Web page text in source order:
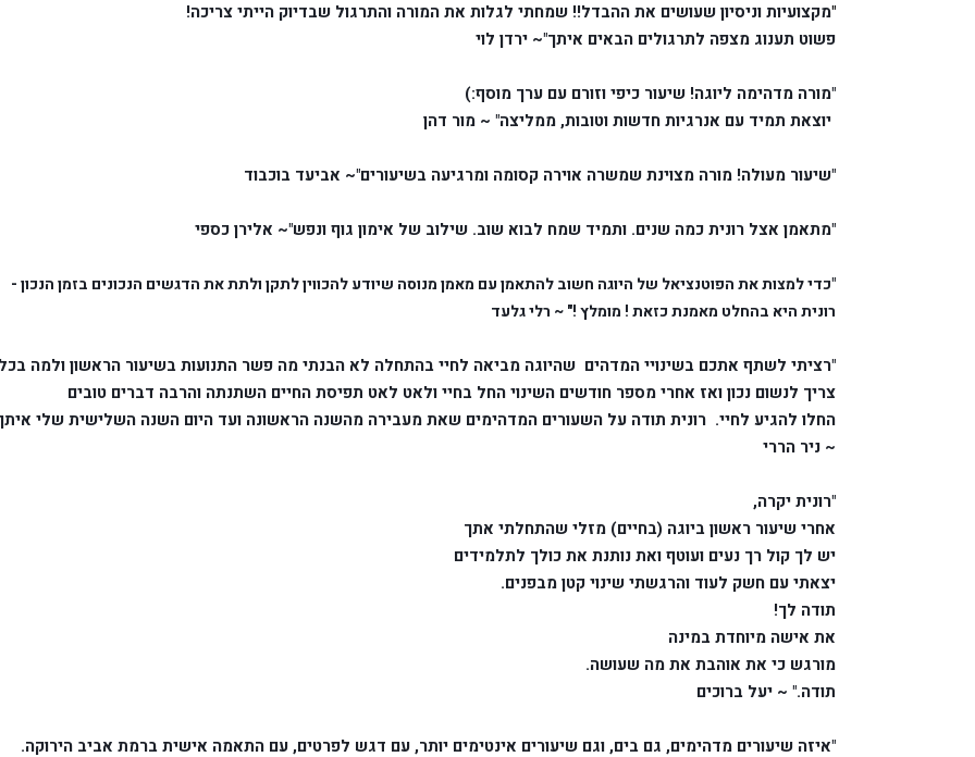
"מקצועיות וניסיון שעושים את ההבדל!! שמחתי לגלות את המורה והתרגול שבדיוק הייתי צריכה!
פשוט תענוג מצפה לתרגולים הבאים איתך"~ ירדן לוי
"מורה מדהימה ליוגה! שיעור כיפי וזורם עם ערך מוסף:)
יוצאת תמיד עם אנרגיות חדשות וטובות, ממליצה" ~ מור דהן
"שיעור מעולה! מורה מצוינת שמשרה אוירה קסומה ומרגיעה בשיעורים"~ אביעד בוכבוד
"מתאמן אצל רונית כמה שנים. ותמיד שמח לבוא שוב. שילוב של אימון גוף ונפש"~ אלירן כספי
"
רונית היא בהחלט מאמנת כזאת ! מומלץ !" ~ רלי גלעד
~ ניר הררי
"רונית יקרה,
אחרי שיעור ראשון ביוגה (בחיים) מזלי שהתחלתי אתך
יש לך קול רך נעים ועוטף ואת נותנת את כולך לתלמידים
יצאתי עם חשק לעוד והרגשתי שינוי קטן מבפנים.
תודה לך!
את אישה מיוחדת במינה
מורגש כי את אוהבת את מה שעושה.
תודה." ~ יעל ברוכים